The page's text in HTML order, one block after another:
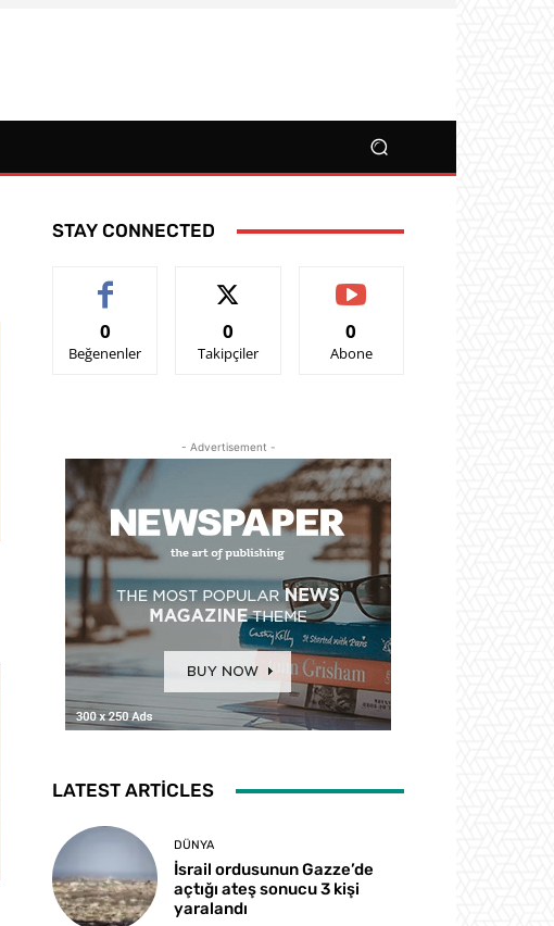
STAY CONNECTED
0
Beğenenler
0
Takipçiler
0
Abone
- Advertisement -
LATEST ARTICLES
DÜNYA
İsrail ordusunun Gazze’de
açtığı ateş sonucu 3 kişi
yaralandı